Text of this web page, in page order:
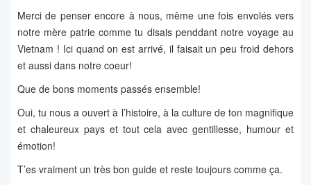
Merci de penser encore à nous, même une fois envolés vers
notre mère patrie comme tu disais penddant notre voyage au
Vietnam ! Ici quand on est arrivé, il faisait un peu froid dehors
et aussi dans notre coeur!
Que de bons moments passés ensemble!
Oui, tu nous a ouvert à l’histoire, à la culture de ton magnifique
et chaleureux pays et tout cela avec gentillesse, humour et
émotion!
T’es vraiment un très bon guide et reste toujours comme ça.